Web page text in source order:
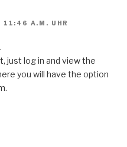
A.M. UHR
just log in and view the
you will have the option